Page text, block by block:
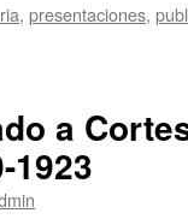
, presentaciones,
a
1923